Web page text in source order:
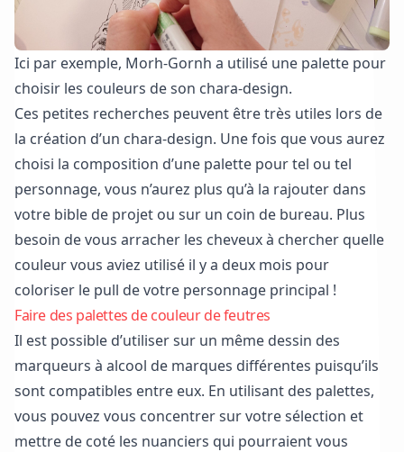
Ici par exemple, Morh-Gornh a utilisé une palette pour
choisir les couleurs deson chara-design.
Ces petites recherches peuvent être très utiles lors de
la création d’un chara-design. Une fois que vous aurez
choisi la composition d’une palette pour tel ou tel
personnage, vous n’aurez plus qu’à la rajouter dans
votre bible de projet ou sur un coin de bureau. Plus
besoin de vous arracher les cheveux à chercher quelle
couleur vous aviez utilisé il y a deux mois pour
coloriser le pull de votre personnage principal !
Faire des palettes de couleur de feutres
Il est possible d’utiliser sur un même dessin des
marqueurs à alcool de marques différentes puisqu’ils
sont compatibles entre eux. En utilisant des palettes,
vous pouvez vous concentrer sur votre sélection et
mettre de coté les nuanciers qui pourraient vous